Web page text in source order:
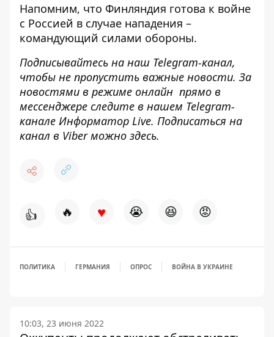
Напомним, что Финляндия готова к войне
с Россией в случае нападения –
командующий силами обороны.
Подписывайтесь на наш Telegram-канал,
чтобы не пропустить важные новости. За
новостями в режиме онлайн прямо в
мессенджере следите в нашем Telegram-
канале Информатор Live. Подписаться на
канал в Viber можно здесь.
👍 🔥 ♥ 😭 😆 😡
ПОЛИТИКА ГЕРМАНИЯ ОПРОС ВОЙНА В УКРАИНЕ
10:03, 23 июня 2022